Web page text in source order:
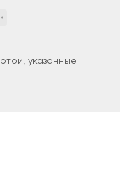
указанные